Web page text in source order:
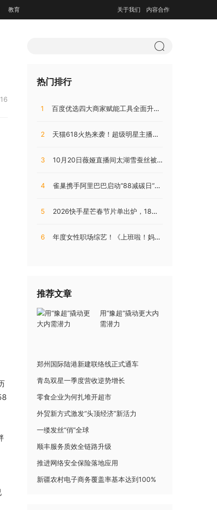
教育 关于我们 内容合作
热门排行
1 百度优选四大商家赋能工具全面升级，持续助推商家降本增效
2 天猫618火热来袭！超级明星主播阵容，共同助阵预售直播盛典
3 10月20日薇娅直播间太湖雪蚕丝被直播开售，开局大卖销量火爆!
4 雀巢携手阿里巴巴启动“88减碳日”，兴起咖啡低碳消费之风
5 2026快手星芒春节片单出炉，18部精品短剧陪伴老铁们过个戏瘾年
6 年度女性职场综艺！《上班啦！妈妈》第二季揭秘直播电商内幕
推荐文章
用“豫超”撬动更大内
需潜力
郑州国际陆港新建联络线正式通车
青岛双星一季度营收逆势增长
零食企业为何扎堆开超市
外贸新方式激发“头顶经济”新活力
一缕发丝“俏”全球
顺丰服务质效全链路升级
推进网络安全保险落地应用
新疆农村电子商务覆盖率基本达到100%